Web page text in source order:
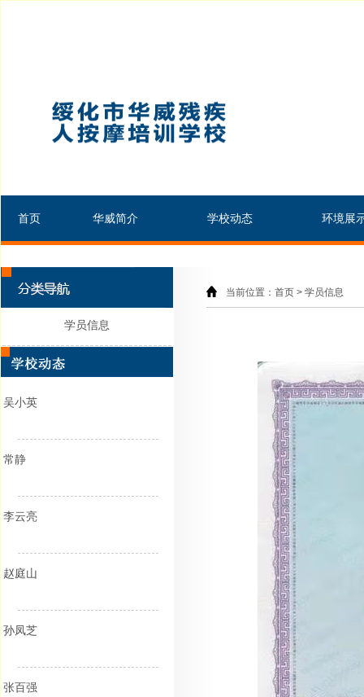
首页 华威简介 学校动态 环境展
学员信息
吴小英
常静
李云亮
赵庭山
孙凤芝
张百强
当前位置：首页 > 学员信息